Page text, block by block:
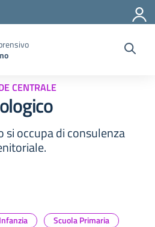
CENTRALE
occupa di consulenza
Scuola Primaria